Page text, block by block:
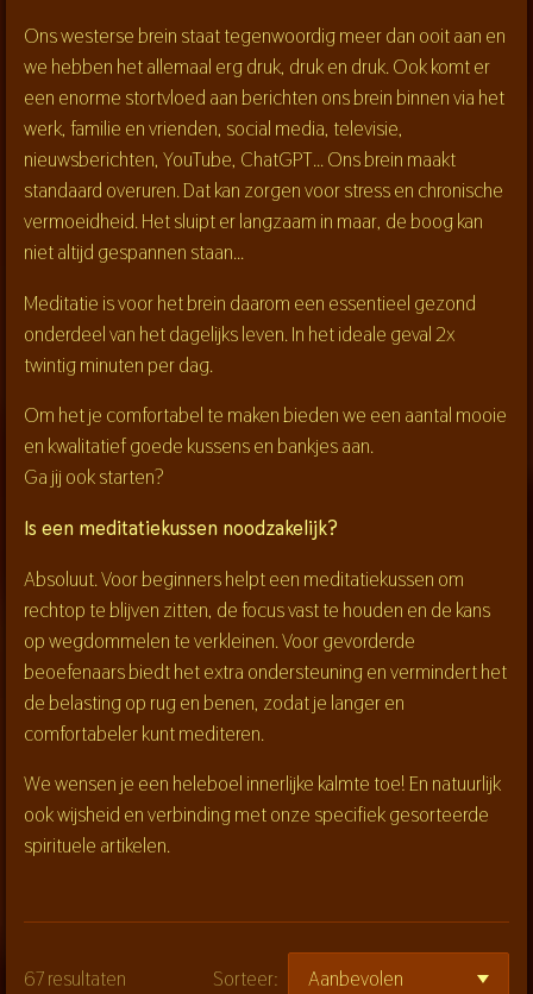
Ons westerse brein staat tegenwoordig meer dan ooit aan en
we hebben het allemaal erg druk, druk en druk. Ook komt er
een enorme stortvloed aan berichten ons brein binnen via het
werk, familie en vrienden, social media, televisie,
nieuwsberichten, YouTube, ChatGPT... Ons brein maakt
standaard overuren. Dat kan zorgen voor stress en chronische
vermoeidheid. Het sluipt er langzaam in maar, de boog kan
niet altijd gespannen staan...
Meditatie is voor het brein daarom een essentieel gezond
onderdeel van het dagelijks leven. In het ideale geval 2x
twintig minuten per dag.
Om het je comfortabel te maken bieden we een aantal mooie
en kwalitatief goede kussens en bankjes aan.
Ga jij ook starten?
Is een meditatiekussen noodzakelijk?
Absoluut. Voor beginners helpt een meditatiekussen om
rechtop te blijven zitten, de focus vast te houden en de kans
op wegdommelen te verkleinen. Voor gevorderde
beoefenaars biedt het extra ondersteuning en vermindert het
de belasting op rug en benen, zodat je langer en
comfortabeler kunt mediteren.
We wensen je een heleboel innerlijke kalmte toe! En natuurlijk
ook wijsheid en verbinding met onze specifiek gesorteerde
spirituele artikelen.
67 resultaten Sorteer: